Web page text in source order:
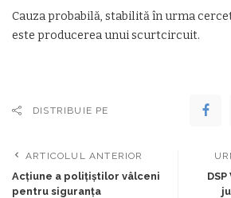
Cauza probabilă, stabilită în urma
este producerea unui scurtcircuit.
DISTRIBUIE PE
ARTICOLUL ANTERIOR
Acțiune a polițiștilor vâlceni
pentru siguranța